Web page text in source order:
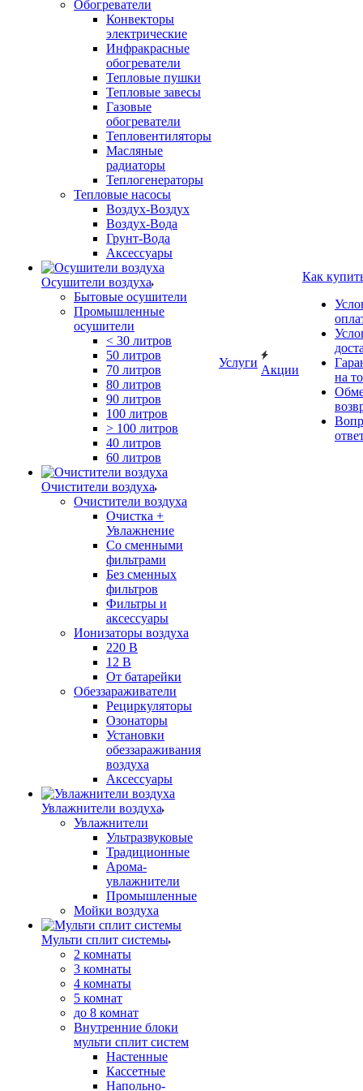
Обогреватели
Конвекторы
электрические
Инфракрасные
обогреватели
Тепловые пушки
Тепловые завесы
Газовые
обогреватели
Тепловентиляторы
Масляные
радиаторы
Теплогенераторы
Тепловые насосы
Воздух-Воздух
Воздух-Вода
Грунт-Вода
Аксессуары
Осушители воздуха
Бытовые осушители
Промышленные
осушители
< 30 литров
50 литров
70 литров
80 литров
90 литров
100 литров
> 100 литров
40 литров
60 литров
Очистители воздуха
Очистители воздуха
Очистка +
Увлажнение
Cо сменными
фильтрами
Без сменных
фильтров
Фильтры и
аксессуары
Ионизаторы воздуха
220 В
12 В
От батарейки
Обеззараживатели
Рециркуляторы
Озонаторы
Установки
обеззараживания
воздуха
Аксессуары
Увлажнители воздуха
Увлажнители
Ультразвуковые
Традиционные
Арома-
увлажнители
Промышленные
Мойки воздуха
Мульти сплит системы
2 комнаты
3 комнаты
4 комнаты
5 комнат
до 8 комнат
Внутренние блоки
мульти сплит систем
Настенные
Кассетные
Напольно-
Услуги
Акции
Как
на